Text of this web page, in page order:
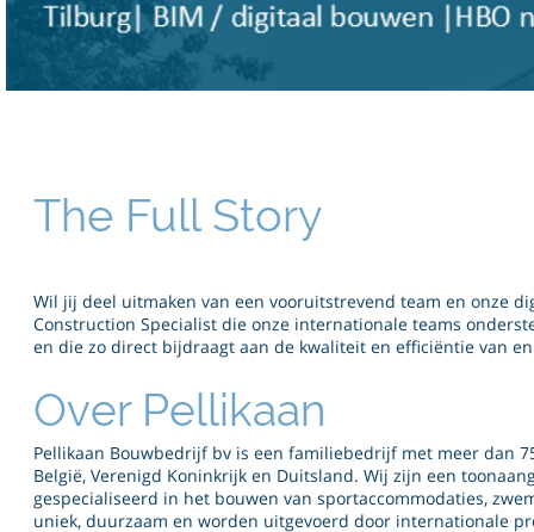
The Full Story
Wil jij deel uitmaken van een vooruitstrevend team en onze
Construction Specialist die onze internationale teams
en die zo direct bijdraagt aan de kwaliteit en efficiëntie van
Over Pellikaan
Pellikaan Bouwbedrijf bv is een familiebedrijf met meer dan
België, Verenigd Koninkrijk en Duitsland. Wij zijn een
gespecialiseerd in het bouwen van sportaccommodaties,
uniek, duurzaam en worden uitgevoerd door internationale